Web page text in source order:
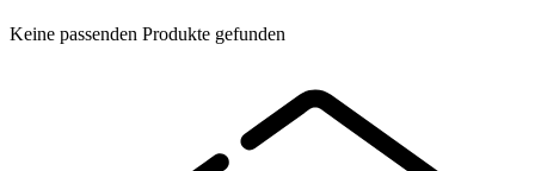
Keine passenden Produkte gefunden